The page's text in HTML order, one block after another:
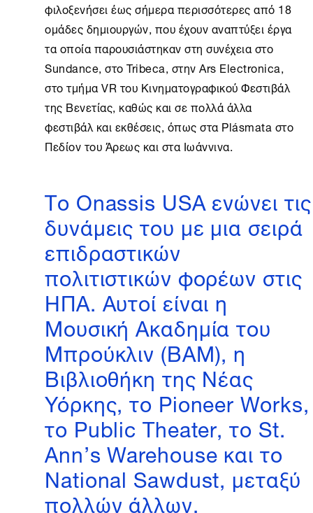
φιλοξενήσει έως σήμερα περισσότερες από 18
ομάδες δημιουργών, που έχουν αναπτύξει έργα
τα οποία παρουσιάστηκαν στη συνέχεια στο
Sundance, στο Tribeca, στην Ars Electronica,
στο τμήμα VR του Κινηματογραφικού Φεστιβάλ
της Βενετίας, καθώς και σε πολλά άλλα
φεστιβάλ και εκθέσεις, όπως στα Plásmata στο
Πεδίον του Άρεως και στα Ιωάννινα.
Το Onassis USA ενώνει τις
δυνάμεις του με μια σειρά
επιδραστικών
πολιτιστικών φορέων στις
ΗΠΑ. Αυτοί είναι η
Μουσική Ακαδημία του
Μπρούκλιν (ΒΑΜ), η
Βιβλιοθήκη της Νέας
Υόρκης, το Pioneer Works,
το Public Theater, το St.
Ann’s Warehouse και το
National Sawdust, μεταξύ
πολλών άλλων.